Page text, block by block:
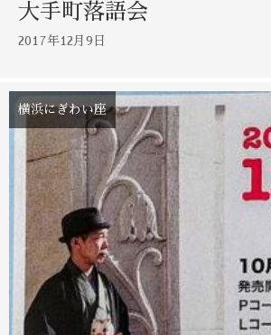
大手町落語会
2017年12月9日
横浜にぎわい座